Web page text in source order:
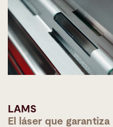
LAMS
El láser que